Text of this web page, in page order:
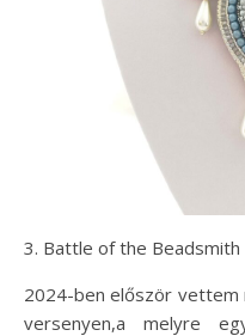
3. Battle of the
2024-ben először vettem
versenyen,a melyre